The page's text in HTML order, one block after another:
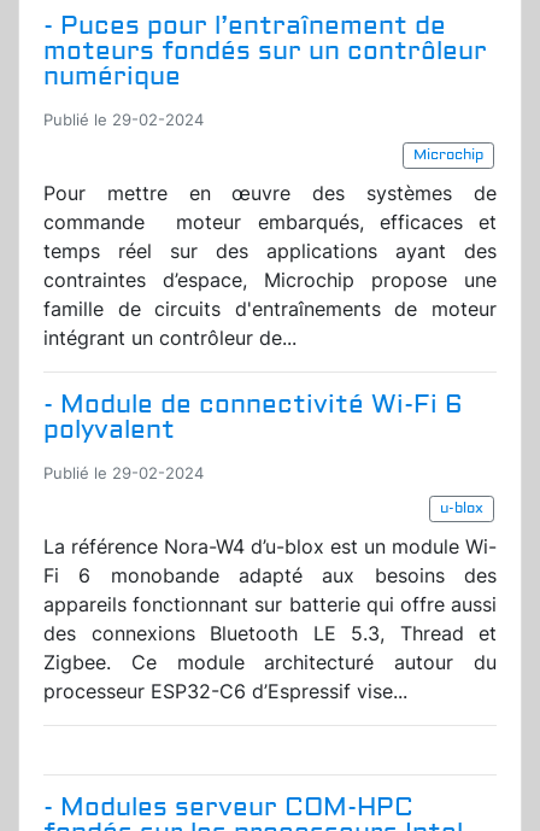
- Puces pour l’entraînement de
moteurs fondés sur un contrôleur
numérique
Publié le 29-02-2024
Microchip
Pour mettre en œuvre des systèmes de
commande moteur embarqués, efficaces et
temps réel sur des applications ayant des
contraintes d’espace, Microchip propose une
famille de circuits d'entraînements de moteur
intégrant un contrôleur de...
- Module de connectivité Wi-Fi 6
polyvalent
Publié le 29-02-2024
u-blox
La référence Nora-W4 d’u-blox est un module Wi-
Fi 6 monobande adapté aux besoins des
appareils fonctionnant sur batterie qui offre aussi
des connexions Bluetooth LE 5.3, Thread et
Zigbee. Ce module architecturé autour du
processeur ESP32-C6 d’Espressif vise...
- Modules serveur COM-HPC